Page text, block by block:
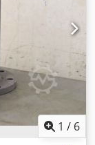
1 / 6